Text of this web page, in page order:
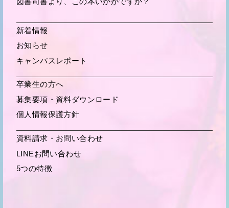
新着情報
お知らせ
キャンパスレポート
卒業生の方へ
募集要項・ 資料ダウンロード
個人情報保護方針
資料請求・お問い合わせ
LINEお問い合わせ
5つの特徴